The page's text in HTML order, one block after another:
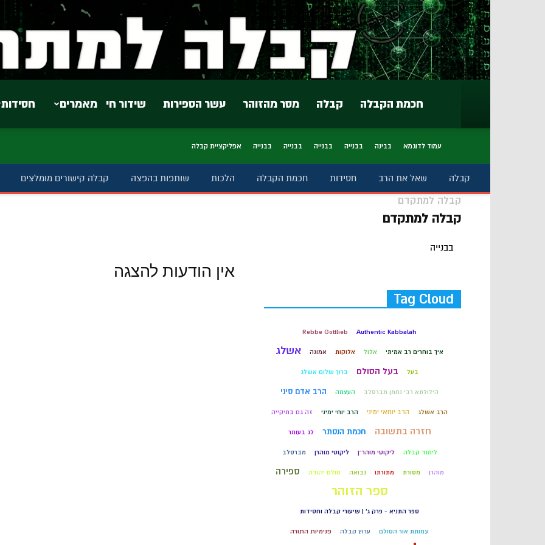
חסידות מאמרים שידור חי עשר הספירות מסר מהזוהר קבלה חכמת הקבלה
עמוד לדוגמא בבינה בבנייה בבנייה בבנייה בבנייה אפליקציית קבלה
קבלה שאל את הרב חסידות חכמת הקבלה הלכות שותפות בהפצה קבלה קישורים מומלצים
קבלה למתקדם
קבלה למתקדם
אין הודעות להצגה
בבנייה
Tag Cloud
Authentic Kabbalah
Rebbe Gottlieb
איך בוחרים רב אמיתי אלול אלוקות אמונה אשלג
בעל בעל הסולם ברוך שלום אשלג
הילולתא רבי נחמן מברסלב העצמה הרב אדם סיני
הרב אשלג הרב יוחאי ימיני הרב יוחי ימיני זה גם בתיקייה
חזרה בתשובה חכמת הנסתר לג בעומר
לימוד קבלה ליקוטי מוהר״ן ליקוטי מוהרן מברסלב
מוהרן מסורת מתורתו נבואה סולם יהודה ספירה
ספר הזוהר
ספר התניא - פרק ג' | שיעורי קבלה וחסידות
עמותת אור הסולם ערוץ קבלה פנימיות התורה